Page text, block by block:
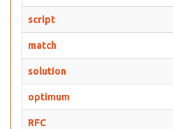
script
match
solution
optimum
RFC